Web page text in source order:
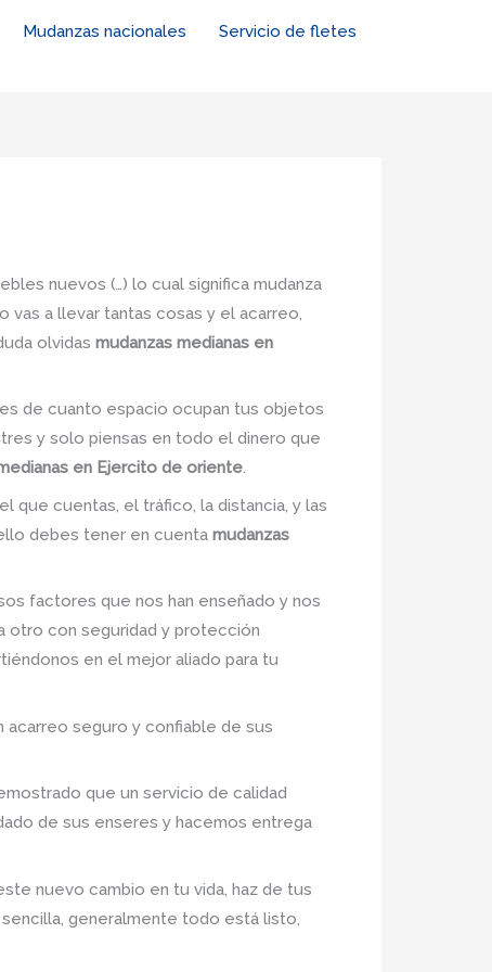
Mudanzas nacionales
Servicio de fletes
nuevos (…) lo cual significa mudanza
a llevar tantas cosas y el acarreo,
olvidas mudanzas medianas en
de cuanto espacio ocupan tus objetos
y solo piensas en todo el dinero que
en Ejercito de oriente.
que cuentas, el tráfico, la distancia, y las
debes tener en cuenta mudanzas
factores que nos han enseñado y nos
otro con seguridad y protección
en el mejor aliado para tu
seguro y confiable de sus
que un servicio de calidad
de sus enseres y hacemos entrega
nuevo cambio en tu vida, haz de tus
generalmente todo está listo,